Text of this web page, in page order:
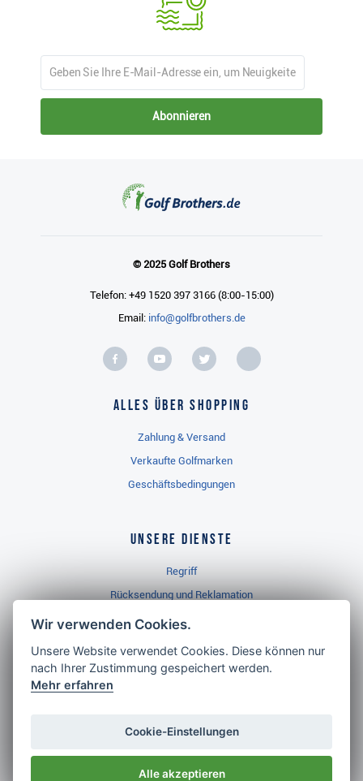
Abonnieren
© 2025 Golf Brothers
Telefon: +49 1520 397 3166 (8:00-15:00)
Email: info@golfbrothers.de
Alles über Shopping
Zahlung & Versand
Verkaufte Golfmarken
Geschäftsbedingungen
Unsere Dienste
Regriff
Rücksendung und Reklamation
Widerrufsbelehrung
Golf Brothers.de
Neuheiten
Impressum
Wir verwenden Cookies.
Unsere Website verwendet Cookies. Diese können nur
nach Ihrer Zustimmung gespeichert werden.
Mehr erfahren
Cookie-Einstellungen
Alle akzeptieren